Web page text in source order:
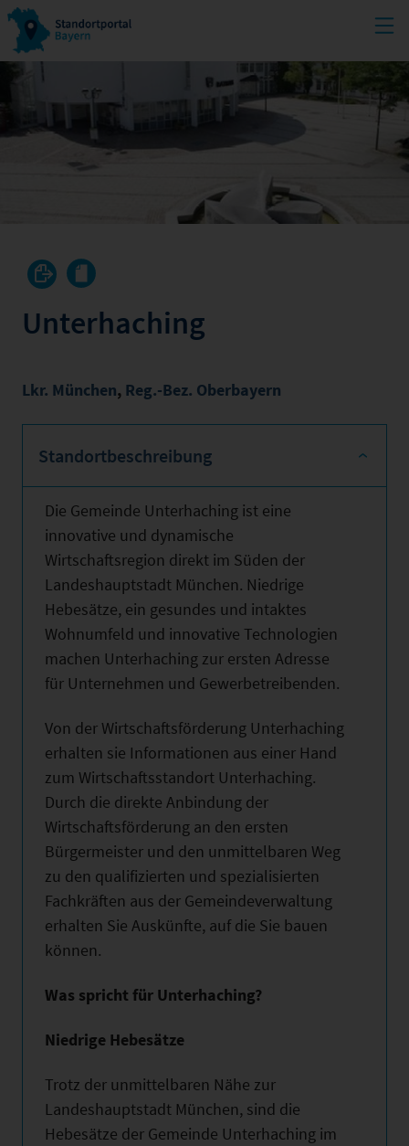
Unterhaching
Lkr. München, Reg.-Bez. Oberbayern
Standortbeschreibung
Die Gemeinde Unterhaching ist eine
innovative und dynamische
Wirtschaftsregion direkt im Süden der
Landeshauptstadt München. Niedrige
Hebesätze, ein gesundes und intaktes
Wohnumfeld und innovative Technologien
machen Unterhaching zur ersten Adresse
für Unternehmen und Gewerbetreibenden.
Von der Wirtschaftsförderung Unterhaching
erhalten sie Informationen aus einer Hand
zum Wirtschaftsstandort Unterhaching.
Durch die direkte Anbindung der
Wirtschaftsförderung an den ersten
Bürgermeister und den unmittelbaren Weg
zu den qualifizierten und spezialisierten
Fachkräften aus der Gemeindeverwaltung
erhalten Sie Auskünfte, auf die Sie bauen
können.
Was spricht für Unterhaching?
Niedrige Hebesätze
Trotz der unmittelbaren Nähe zur
Landeshauptstadt München, sind die
Hebesätze der Gemeinde Unterhaching im